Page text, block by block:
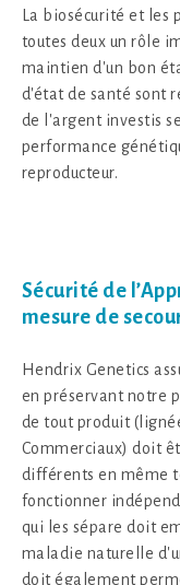
La biosécurité et
toutes deux un rôle
maintien d'un bon
d'état de santé sont
de l'argent investis
performance
reproducteur.
Sécurité de
mesure de
Hendrix Genetics
en préservant notre
de tout produit
Commerciaux) doit
différents en même
fonctionner
qui les sépare doit
maladie naturelle
doit également